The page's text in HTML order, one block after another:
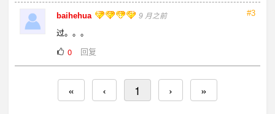
#3
baihehua 9 月之前
过。。。
0
回复
« ‹ 1 › »